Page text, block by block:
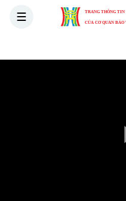
TRANG THÔNG
CỦA CƠ QUAN